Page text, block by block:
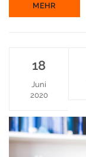
MEHR
18
Juni
2020